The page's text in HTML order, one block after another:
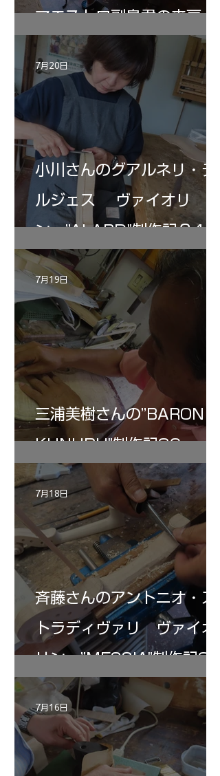
マエストロ副島君の来房
小川さんのグアルネリ・デ
ルジェス ヴァイオリ
ン ”ALARD"制作記３4
7月20日
三浦美樹さんの”BARON・
KUNUPU"制作記30
7月19日
斉藤さんのアントニオ・ス
トラディヴァリ ヴァイオ
リン ”MESSIA"制作記32
7月18日
7月16日